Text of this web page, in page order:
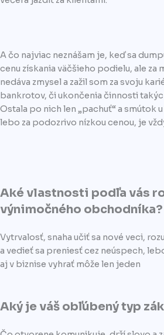
A čo najviac neznášam je, keď sa
cenu získania väčšieho podielu, ale za
nedáva zmysel a zažil som za svoju
bankrotov, či ukončenia činnosti
Ostala po nich len „pachuť“ a smútok
lebo za podozrivo nízkou cenou, je
Aké vlastnosti podľa vás
výnimočného obchodníka?
Vytrvalosť, snaha učiť sa nové veci,
a vedieť sa preniesť cez neúspech,
aj v biznise vyhrať môže len jeden
Aký je váš obľúbený typ